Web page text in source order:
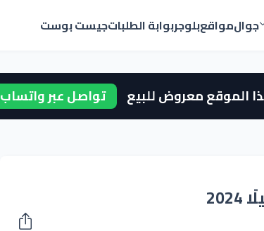
جوالمواقعبلوجربوابة الطلباتجيست بوست
الموقع معروض للبيع تواصل عبر واتساب